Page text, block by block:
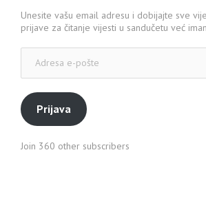
Unesite vašu email adresu i dobijajte sve
prijave za čitanje vijesti u sandučetu već
pošte
Prijava
Join 360 other subscribers